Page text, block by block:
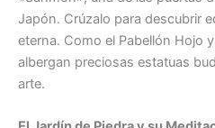
Japón. Crúzalo para descubrir
eterna. Como el Pabellón Hojo
albergan preciosas estatuas
arte.